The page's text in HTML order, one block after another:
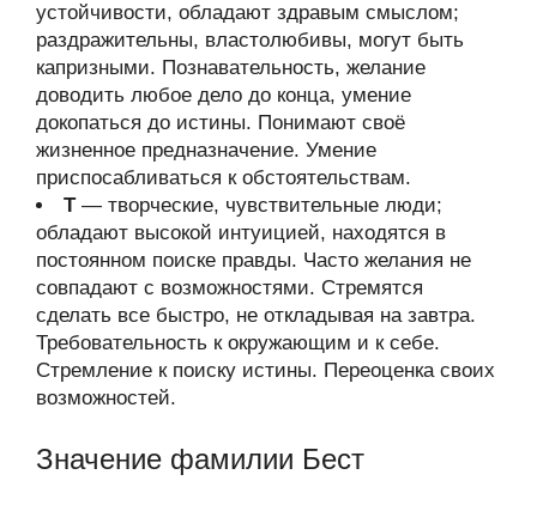
устойчивости, обладают здравым смыслом;
раздражительны, властолюбивы, могут быть
капризными. Познавательность, желание
доводить любое дело до конца, умение
докопаться до истины. Понимают своё
жизненное предназначение. Умение
приспосабливаться к обстоятельствам.
Т— творческие, чувствительные люди;
обладают высокой интуицией, находятся в
постоянном поиске правды. Часто желания не
совпадают с возможностями. Стремятся
сделать все быстро, не откладывая на завтра.
Требовательность к окружающим и к себе.
Стремление к поиску истины. Переоценка своих
возможностей.
Значение фамилии Бест